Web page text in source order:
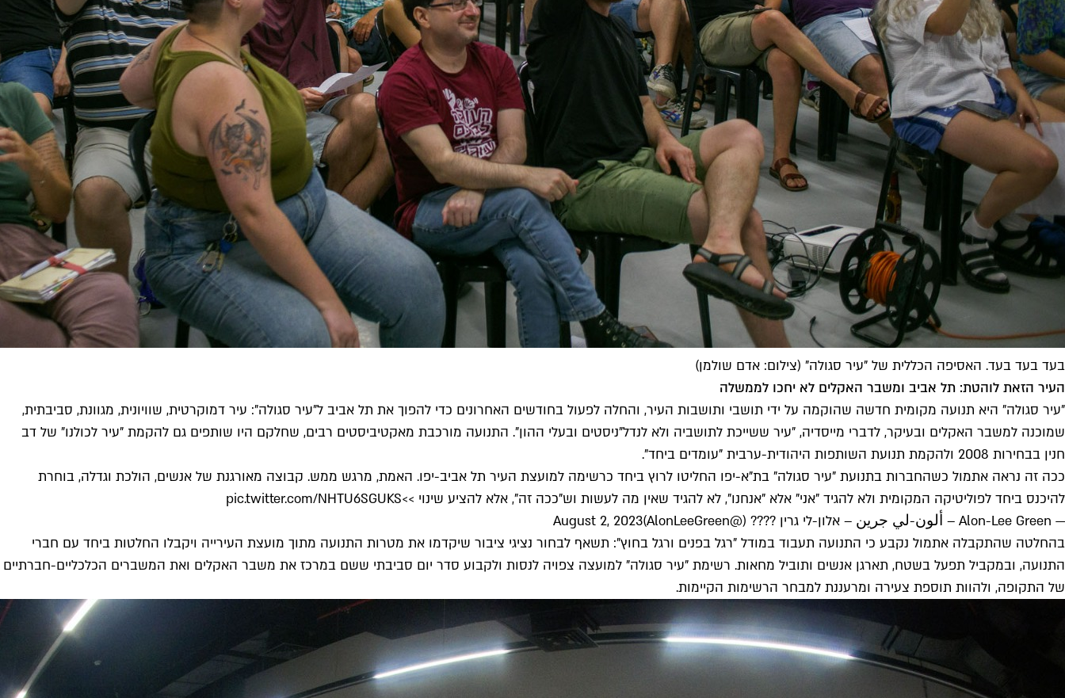
בעד בעד בעד. האסיפה הכללית של "עיר סגולה" (צילום: אדם שולמן)
העיר הזאת לוהטת: תל אביב ומשבר האקלים לא יחכו לממשלה
"עיר סגולה" היא תנועה מקומית חדשה שהוקמה על ידי תושבי ותושבות העיר, והחלה לפעול בחודשים האחרונים כדי להפוך את תל אביב ל"עיר סגולה": עיר דמוקרטית, שוויונית, מגוונת, סביבתית,
שמוכנה למשבר האקלים ובעיקר, לדברי מייסדיה, "עיר ששייכת לתושביה ולא לנדל"ניסטים ובעלי ההון". התנועה מורכבת מאקטיביסטים רבים, שחלקם היו שותפים גם להקמת "עיר לכולנו" של דב
חנין בבחירות 2008 ולהקמת תנועת השותפות היהודית-ערבית "עומדים ביחד".
ככה זה נראה אתמול כשהחברות בתנועת "עיר סגולה" בת"א-יפו החליטו לרוץ ביחד כרשימה למועצת העיר תל אביב-יפו. האמת, מרגש ממש. קבוצה מאורגנת של אנשים, הולכת וגדלה, בוחרת
להיכנס ביחד לפוליטיקה המקומית ולא להגיד "אני" אלא "אנחנו", לא להגיד שאין מה לעשות וש"ככה זה", אלא להציע שינוי >>pic.twitter.com/NHTU6SGUKS
— Alon-Lee Green – ألون-لي جرين – אלון-לי גרין ???? (@AlonLeeGreen)
August 2, 2023
בהחלטה שהתקבלה אתמול נקבע כי התנועה תעבוד במודל "רגל בפנים ורגל בחוץ": תשאף לבחור נציגי ציבור שיקדמו את מטרות התנועה מתוך מועצת העירייה ויקבלו החלטות ביחד עם חברי
התנועה, ובמקביל תפעל בשטח, תארגן אנשים ותוביל מחאות. רשימת "עיר סגולה" למועצה צפויה לנסות ולקבוע סדר יום סביבתי ששם במרכז את משבר האקלים ואת המשברים הכלכליים-חברתיים
של התקופה, ולהוות תוספת צעירה ומרעננת למבחר הרשימות הקיימות.